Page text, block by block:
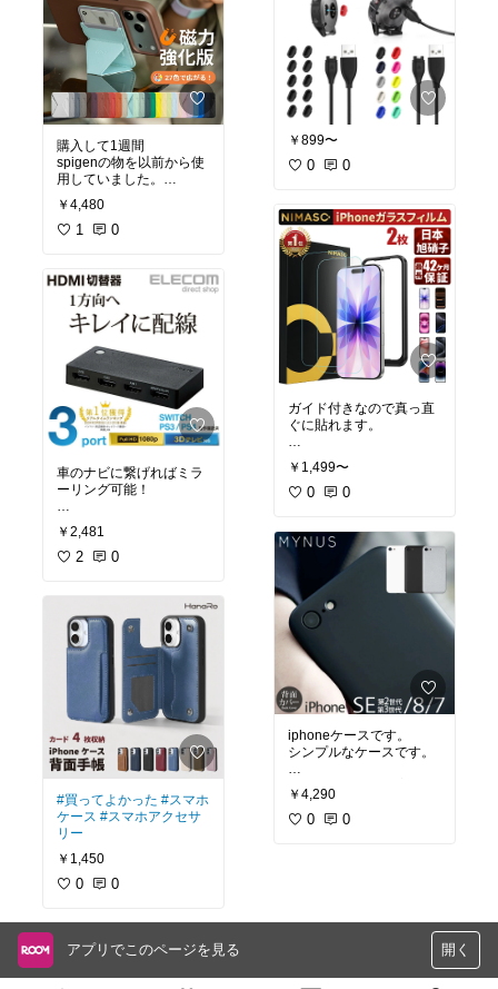
購入して1週間
spigenの物を以前から使
用していました。
仕事とプライベートで併
用していたのですが、カ
ードを入れ替えるのが面
カードは2枚入れると少
しキツく感じますがちょ
うどいいと思います。
磁力も問題ないです。
スタンド機能の際に若干
安定性に欠ける気がしま
￥4,480
1 0
車のナビに繋げればミラ
ーリング可能！
#買ってよかった
￥2,481
2 0
#買ってよかった #スマホ
ケース #スマホアクセサ
リー
￥1,450
0 0
￥899〜
0 0
ガイド付きなので真っ直
ぐに貼れます。
#買ってよかった
アクセサリー
￥1,499〜
0 0
iphoneケースです。
シンプルなケースです。
iPhoneケースは装着する
と意外と持ちづらくあり
ませんか？
ケース
￥4,290
0 0
アプリでこのページを見る 開く